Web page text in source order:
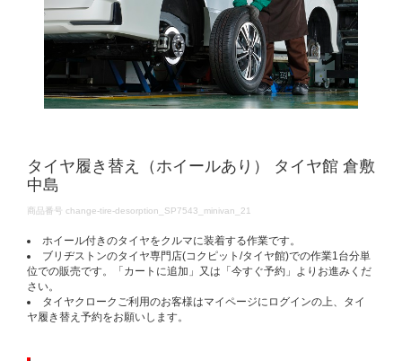
タイヤ履き替え（ホイールあり） タイヤ館 倉敷
中島
DETAILS
商品番号 change-tire-desorption_SP7543_minivan_21
ホイール付きのタイヤをクルマに装着する作業です。
ブリヂストンのタイヤ専門店(コクピット/タイヤ館)での作業1台分単
位での販売です。「カートに追加」又は「今すぐ予約」よりお進みくだ
さい。
タイヤクロークご利用のお客様はマイページにログインの上、タイ
ヤ履き替え予約をお願いします。